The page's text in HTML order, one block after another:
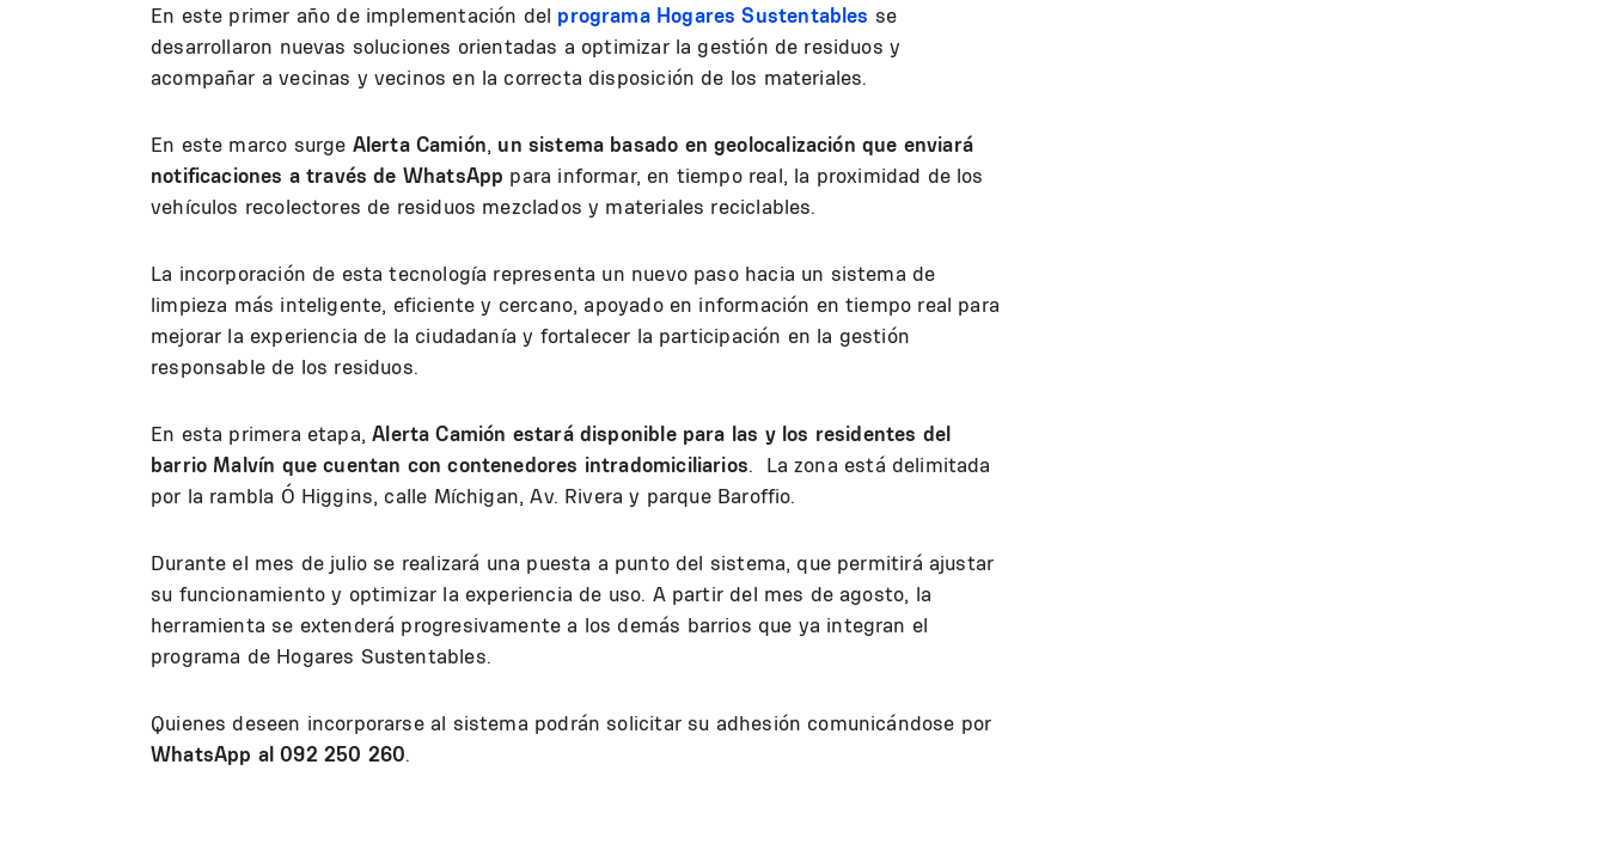
En este primer año de implementación del programa Hogares Sustentables se
desarrollaron nuevas soluciones orientadas a optimizar la gestión de residuos y
acompañar a vecinas y vecinos en la correcta disposición de los materiales.
En este marco surge Alerta Camión, un sistema basado en geolocalización que enviará
notificaciones a través de WhatsApp para informar, en tiempo real, la proximidad de los
vehículos recolectores de residuos mezclados y materiales reciclables.
La incorporación de esta tecnología representa un nuevo paso hacia un sistema de
limpieza más inteligente, eficiente y cercano, apoyado en información en tiempo real para
mejorar la experiencia de la ciudadanía y fortalecer la participación en la gestión
responsable de los residuos.
En esta primera etapa,Alerta Camión estará disponible para las y los residentes del
barrio Malvín que cuentan con contenedores intradomiciliarios. La zona está delimitada
por la rambla O´Higgins, calle Míchigan, Av. Rivera y parque Baroffio.
Durante el mes de julio se realizará una puesta a punto del sistema, que permitirá ajustar
su funcionamiento y optimizar la experiencia de uso. A partir del mes de agosto, la
herramienta se extenderá progresivamente a los demás barrios que ya integran el
programa de Hogares Sustentables.
Quienes deseen incorporarse al sistema podrán solicitar su adhesión comunicándose por
WhatsApp al 092 250 260.